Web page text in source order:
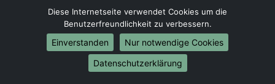
Umzug von Kiel nach Bielefeld
Umzug von Kiel nach Bonn
Umzug von Kiel nach Münster
Internationale-Umzüge
Diese Internetseite verwendet Cookies um die
Benutzerfreundlichkeit zu verbessern.
Einverstanden
Nur notwendige Cookies
Datenschutzerklärung